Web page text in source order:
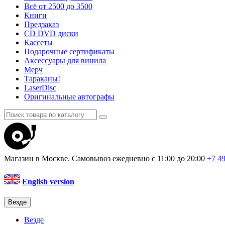
Всё от 2500 до 3500
Книги
Предзаказ
CD DVD диски
Кассеты
Подарочные сертификаты
Аксессуары для винила
Мерч
Тараканы!
LaserDisc
Оригинальные автографы
Магазин в Москве. Самовывоз ежедневно с 11:00 до 20:00 +7
English version
Везде
Везде